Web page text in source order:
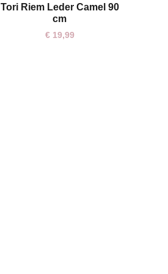
0,90 cm
Tori Riem Leder Camel 90
cm
€19,99